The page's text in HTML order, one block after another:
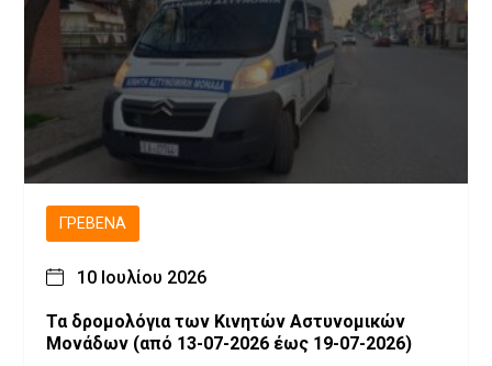
ΓΡΕΒΕΝΆ
10 Ιουλίου 2026
Τα δρομολόγια των Κινητών Αστυνομικών
Μονάδων (από 13-07-2026 έως 19-07-2026)